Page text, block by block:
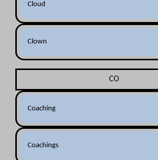
Cloud
Clown
CO
Coaching
Coachings